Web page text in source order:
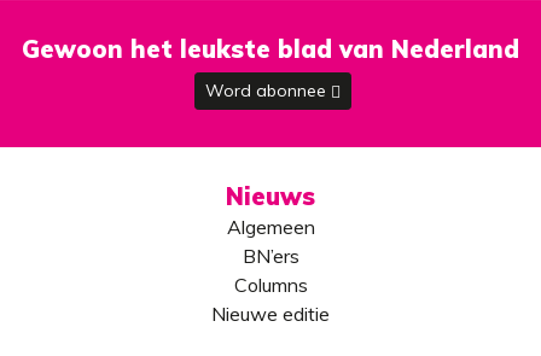
Gewoon het leukste blad van Nederland
Word abonnee
Nieuws
Algemeen
BN’ers
Columns
Nieuwe editie